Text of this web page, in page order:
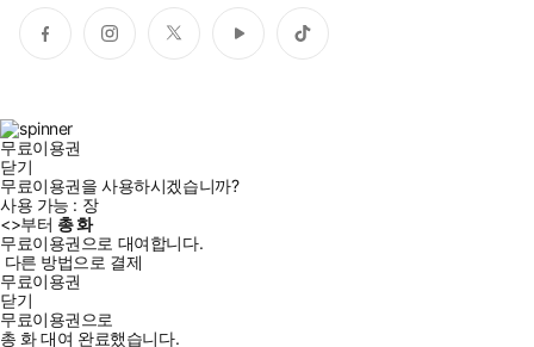
페
이
인
스
트
위
유
튜
틱
톡
무료이용권
닫기
무료이용권을 사용하시겠습니까?
사용 가능 : 장
<>부터 총화
무료이용권으로 대여합니다.
다른 방법으로 결제
무료이용권
닫기
무료이용권으로
총 화대여 완료했습니다.